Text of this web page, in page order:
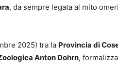
, da sempre legata al mito
2025) tra la Provincia di
Anton Dohrn,